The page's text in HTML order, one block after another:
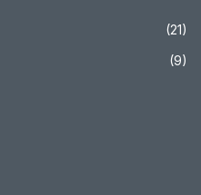
(21)
(9)